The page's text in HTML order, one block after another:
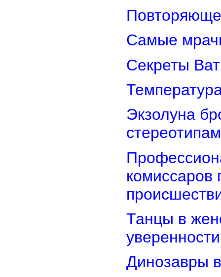
Самые
Секреты
Экзолуна
стереотипам
комиссаров
Танцы в
Динозавры